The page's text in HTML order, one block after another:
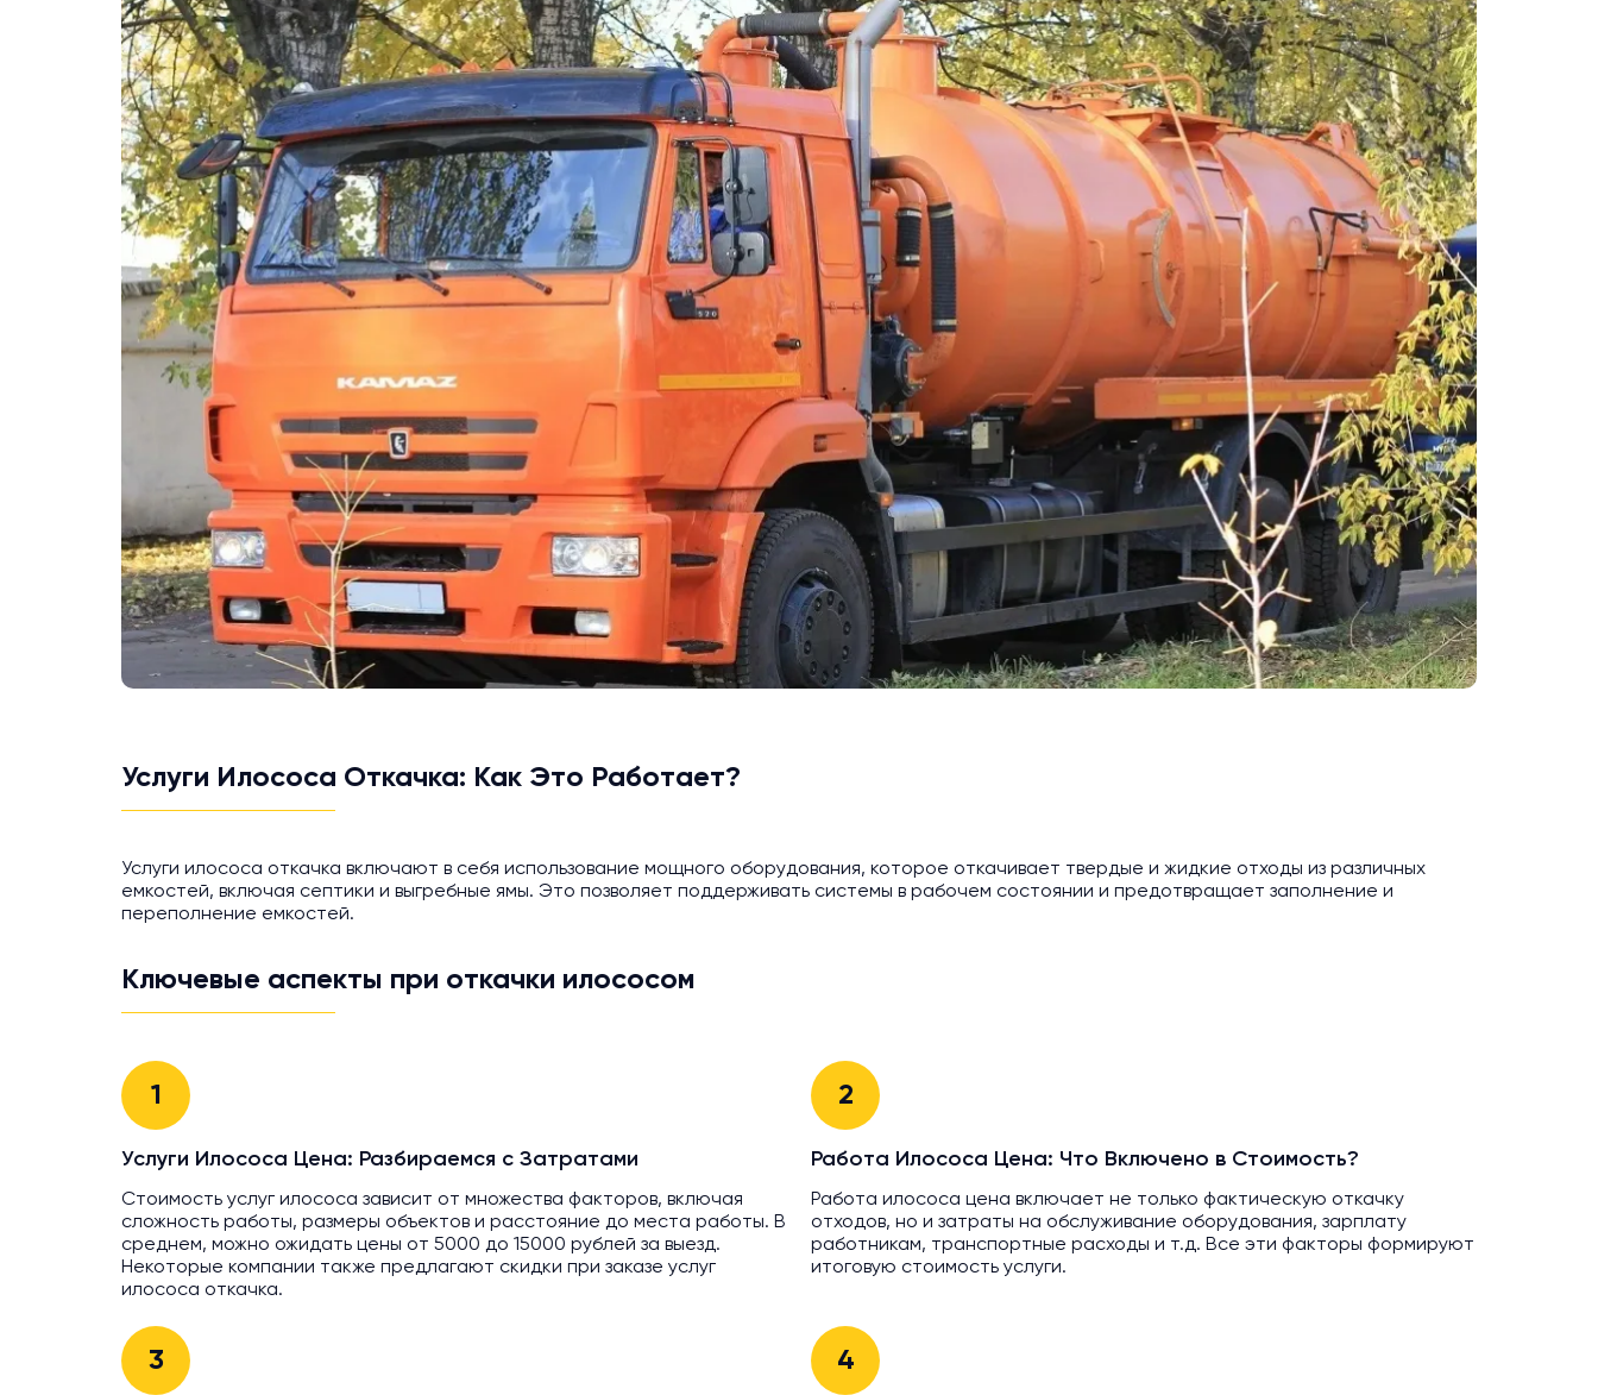
Услуги Илососа Откачка: Как Это Работает?
Услуги илососа откачка включают в себя использование мощного оборудования, которое откачивает твердые и жидкие отходы из различных
емкостей, включая септики и выгребные ямы. Это позволяет поддерживать системы в рабочем состоянии и предотвращает заполнение и
переполнение емкостей.
Ключевые аспекты при откачки илососом
1
Услуги Илососа Цена: Разбираемся с Затратами
Стоимость услуг илососа зависит от множества факторов, включая
сложность работы, размеры объектов и расстояние до места работы. В
среднем, можно ожидать цены от 5000 до 15000 рублей за выезд.
Некоторые компании также предлагают скидки при заказе услуг
илососа откачка.
2
Работа Илососа Цена: Что Включено в Стоимость?
Работа илососа цена включает не только фактическую откачку
отходов, но и затраты на обслуживание оборудования, зарплату
работникам, транспортные расходы и т.д. Все эти факторы формируют
итоговую стоимость услуги.
3 4